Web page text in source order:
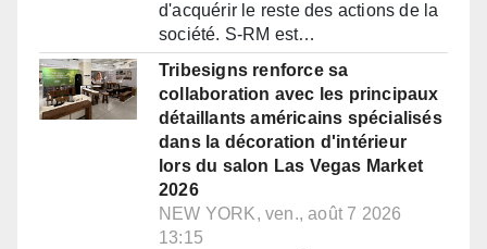
d'acquérir le reste des actions de la
société. S-RM est…
Tribesigns renforce sa
collaboration avec les principaux
détaillants américains spécialisés
dans la décoration d'intérieur
lors du salon Las Vegas Market
2026
NEW YORK, ven., août 7 2026
13:15